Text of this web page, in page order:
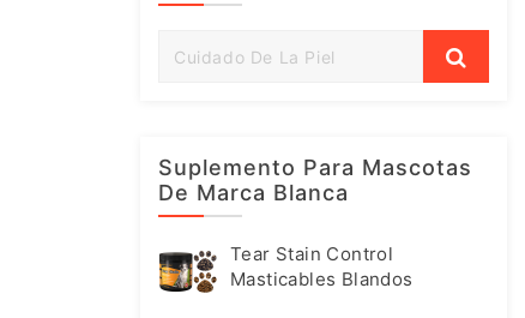
Suplemento Para Mascotas
De Marca Blanca
Tear Stain Control
Masticables Blandos